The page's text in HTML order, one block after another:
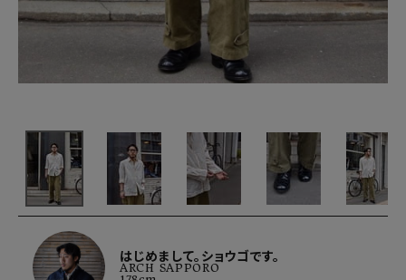
ACCOUNT MENU
はじめまして。ショウゴです。
ARCH SAPPORO